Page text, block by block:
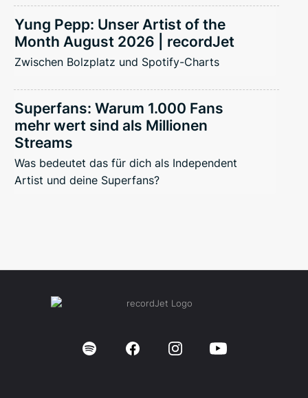
Yung Pepp: Unser Artist of the
Month August 2026 | recordJet
Zwischen Bolzplatz und Spotify-Charts
Superfans: Warum 1.000 Fans
mehr wert sind als Millionen
Streams
Was bedeutet das für dich als Independent
Artist und deine Superfans?